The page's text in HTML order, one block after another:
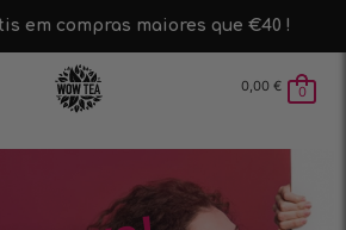
em compras maiores que €40 !
0,00 € 0